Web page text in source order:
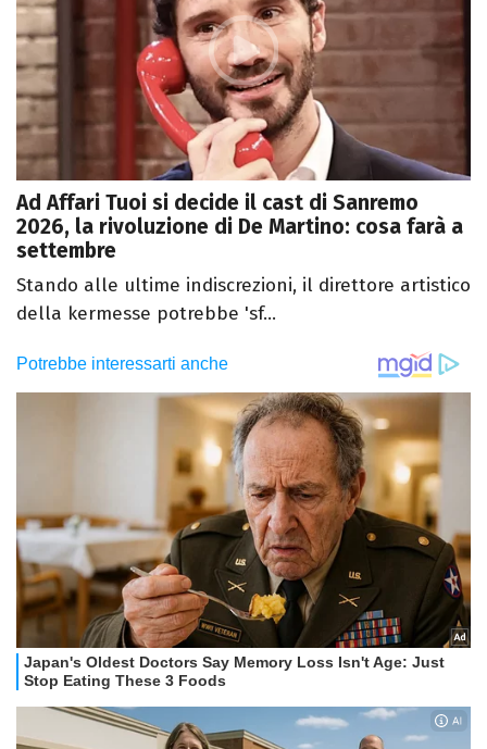
Ad Affari Tuoi si decide il cast di Sanremo
2026, la rivoluzione di De Martino: cosa farà a
settembre
Stando alle ultime indiscrezioni, il direttore artistico
della kermesse potrebbe 'sf...